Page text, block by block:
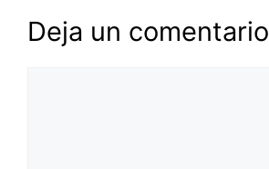
Deja un comentario